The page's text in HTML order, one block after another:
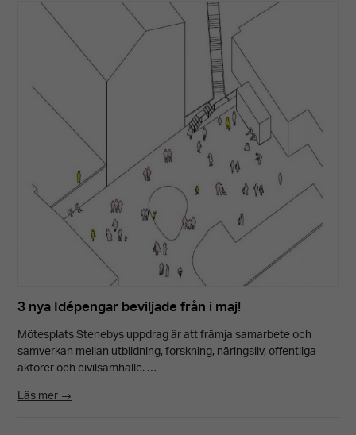
3 nya Idépengar beviljade från i maj!
Mötesplats Stenebys uppdrag är att främja samarbete och
samverkan mellan utbildning, forskning, näringsliv, offentliga
aktörer och civilsamhälle. …
Läs mer →